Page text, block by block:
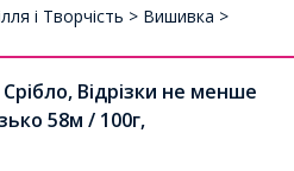
і Творчість > Вишивка >
Відрізки не менше
58м / 100г,